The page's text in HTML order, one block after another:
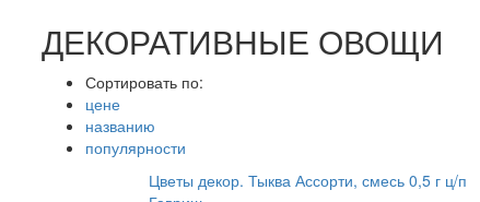
ДЕКОРАТИВНЫЕ ОВОЩИ
Сортировать по:
цене
названию
популярности
Цветы декор. Тыква Ассорти, смесь 0,5 г ц/п